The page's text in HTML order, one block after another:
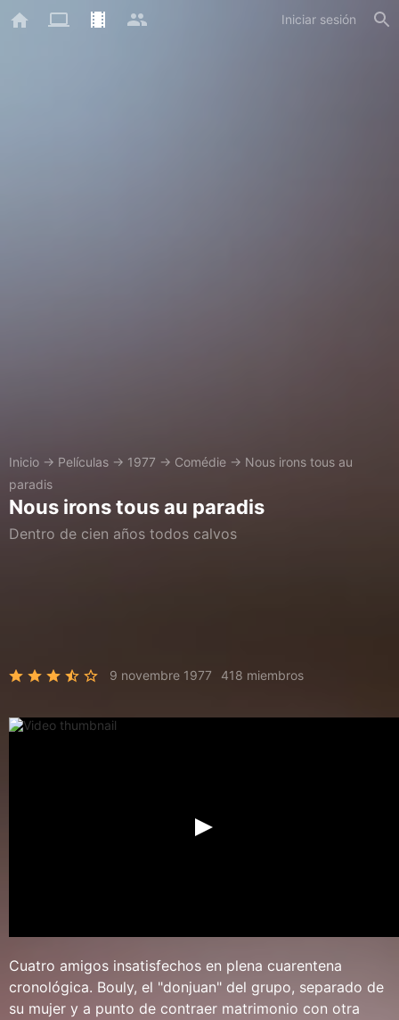
Iniciar sesión
Inicio → Películas → 1977 → Comédie → Nous irons tous au
paradis
Nous irons tous au paradis
Dentro de cien años todos calvos
9 novembre 1977 418 miembros
Cuatro amigos insatisfechos en plena cuarentena
cronológica. Bouly, el "donjuan" del grupo, separado de
su mujer y a punto de contraer matrimonio con otra